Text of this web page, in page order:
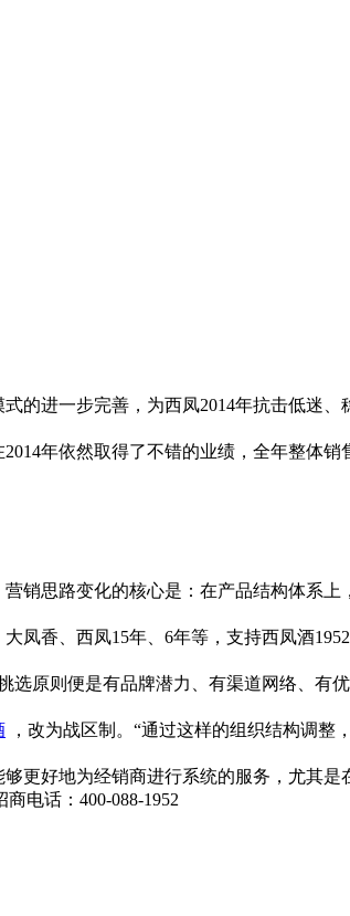
的进一步完善，为西凤2014年抗击低迷、
年依然取得了不错的业绩，全年整体销
销思路变化的核心是：在产品结构体系
香、西凤15年、6年等，支持西凤酒
原则便是有品牌潜力、有渠道网络、有
，改为战区制。“通过这样的组织结构调
好地为经销商进行系统的服务，尤其是
电话：400-088-1952